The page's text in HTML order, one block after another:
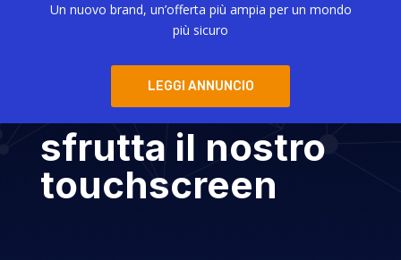
Un nuovo brand, un’offerta più ampia per un mondo
più sicuro
LEGGI ANNUNCIO
Ghost Tap:
l’attacco
fantasma che
sfrutta il nostro
touchscreen